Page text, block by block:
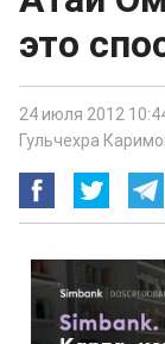
это
24 июля 2012
Гульчехра